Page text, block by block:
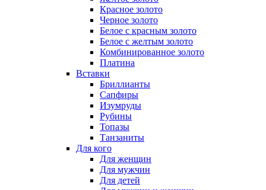
Красное золото
Черное золото
Белое с красным золото
Белое с желтым золото
Комбинированное золото
Платина
Вставки
Бриллианты
Сапфиры
Изумруды
Рубины
Топазы
Танзаниты
Для кого
Для женщин
Для мужчин
Для детей